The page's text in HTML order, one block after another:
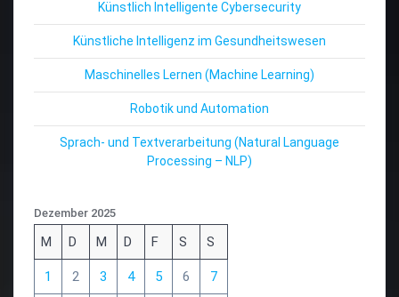
Künstlich Intelligente Cybersecurity
Künstliche Intelligenz im Gesundheitswesen
Maschinelles Lernen (Machine Learning)
Robotik und Automation
Sprach- und Textverarbeitung (Natural Language
Processing – NLP)
Dezember 2025
M D M D F S S
1 2 3 4 5 6 7